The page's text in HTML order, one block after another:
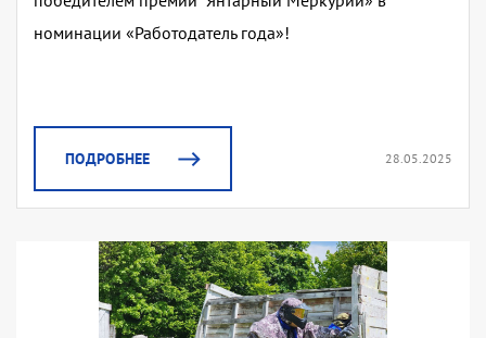
номинации «Работодатель года»!
ПОДРОБНЕЕ 28.05.2025